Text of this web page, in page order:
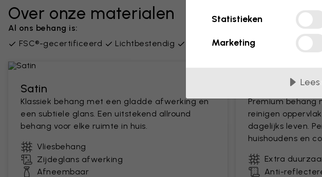
Over onze materialen
Al ons behang is:
FSC®-gecertificeerd
Lichtbestendig PVC-vrij Geleverd in banen van
Satin
Klassiek behang met een gladde afwerking en
een subtiele glans. Een uitstekend allround
behang voor elke ruimte in huis.
Vliesbehang
Zijdeglans afwerking
Afneembaar
MEEST POPULAIR
Premium
Premium behang
reinigen
dagelijks leven.
huishoudens en
Extra
Anti-
Statistieken
Marketing